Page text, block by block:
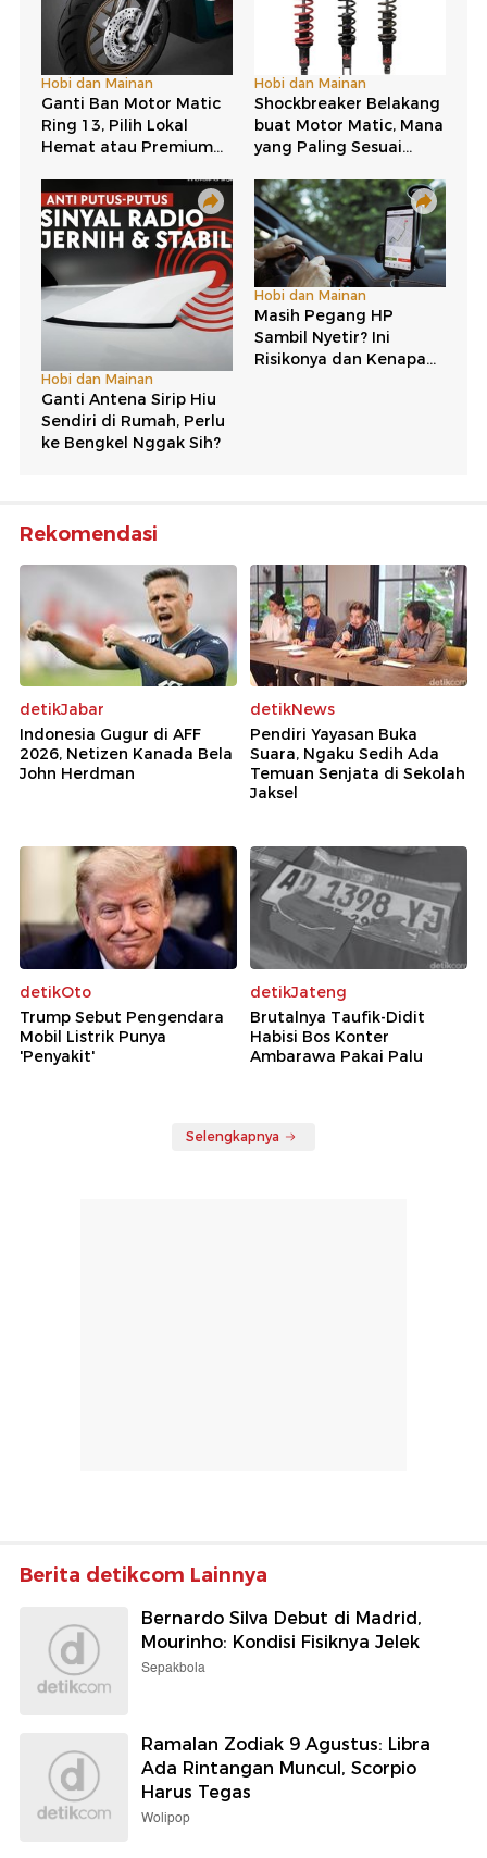
Rekomendasi
detikJabar
Indonesia Gugur di AFF
2026, Netizen Kanada Bela
John Herdman
detikNews
Pendiri Yayasan Buka
Suara, Ngaku Sedih Ada
Temuan Senjata di Sekolah
Jaksel
detikOto
Trump Sebut Pengendara
Mobil Listrik Punya
'Penyakit'
detikJateng
Brutalnya Taufik-Didit
Habisi Bos Konter
Ambarawa Pakai Palu
Selengkapnya
Berita detikcom Lainnya
Bernardo Silva Debut di Madrid,
Mourinho: Kondisi Fisiknya Jelek
Sepakbola
Ramalan Zodiak 9 Agustus: Libra
Ada Rintangan Muncul, Scorpio
Harus Tegas
Wolipop